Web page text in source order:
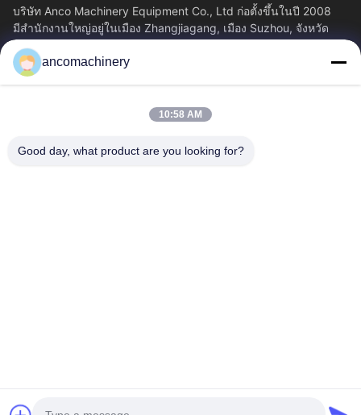
บริษัท Anco Machinery Equipment Co., Ltd ก่อตั้งขึ้นในปี 2008
มีสํานักงานใหญ่อยู่ในเมือง Zhangjiagang, เมือง Suzhou, จังหวัด
Jiangsu.
ลิงก์ด่วน
เกี่ยวกับเรา
ทัวร์โรงงาน
ควบคุมคุณภาพ
ancomachinery
10:58 AM
Good day, what product are you looking for?